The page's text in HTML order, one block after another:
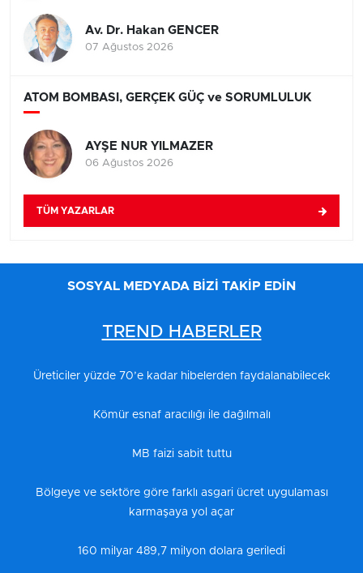
Av. Dr. Hakan GENCER
07 Ağustos 2026
ATOM BOMBASI, GERÇEK GÜÇ ve SORUMLULUK
AYŞE NUR YILMAZER
06 Ağustos 2026
TÜM YAZARLAR
SOSYAL MEDYADA BİZİ TAKİP EDİN
TREND HABERLER
Üreticiler yüzde 70’e kadar hibelerden faydalanabilecek
Kömür esnaf aracılığı ile dağılmalı
MB faizi sabit tuttu
Bölgeye ve sektöre göre farklı asgari ücret uygulaması
karmaşaya yol açar
160 milyar 489,7 milyon dolara geriledi